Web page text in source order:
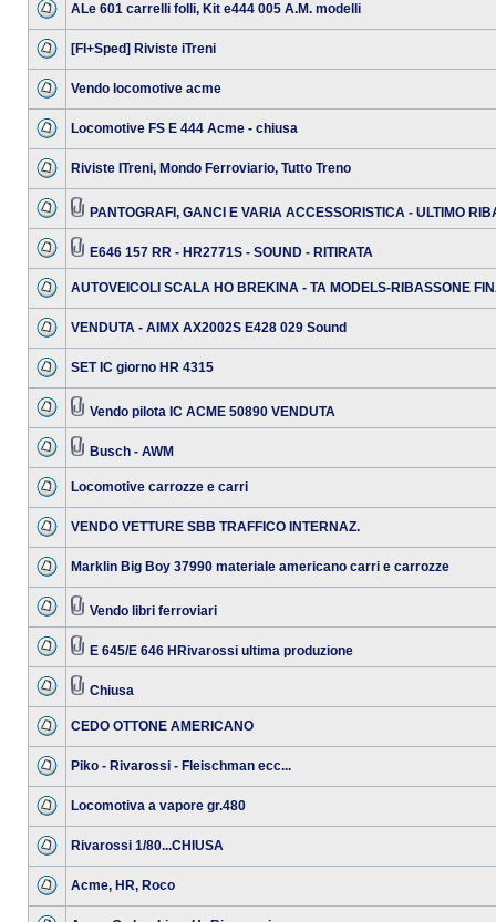
ALe 601 carrelli folli, Kit e444 005 A.M. modelli
[FI+Sped] Riviste iTreni
Vendo locomotive acme
Locomotive FS E 444 Acme - chiusa
Riviste ITreni, Mondo Ferroviario, Tutto Treno
PANTOGRAFI, GANCI E VARIA ACCESSORISTICA - ULTIMO
E646 157 RR - HR2771S - SOUND - RITIRATA
AUTOVEICOLI SCALA HO BREKINA - TA MODELS-RIBASSONE
VENDUTA - AIMX AX2002S E428 029 Sound
SET IC giorno HR 4315
Vendo pilota IC ACME 50890 VENDUTA
Busch - AWM
Locomotive carrozze e carri
VENDO VETTURE SBB TRAFFICO INTERNAZ.
Marklin Big Boy 37990 materiale americano carri e carrozze
Vendo libri ferroviari
E 645/E 646 HRivarossi ultima produzione
Chiusa
CEDO OTTONE AMERICANO
Piko - Rivarossi - Fleischman ecc...
Locomotiva a vapore gr.480
Rivarossi 1/80...CHIUSA
Acme, HR, Roco